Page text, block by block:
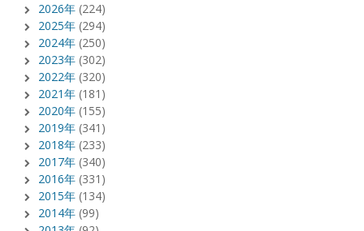
2026年 (224)
2025年 (294)
2024年 (250)
2023年 (302)
2022年 (320)
2021年 (181)
2020年 (155)
2019年 (341)
2018年 (233)
2017年 (340)
2016年 (331)
2015年 (134)
2014年 (99)